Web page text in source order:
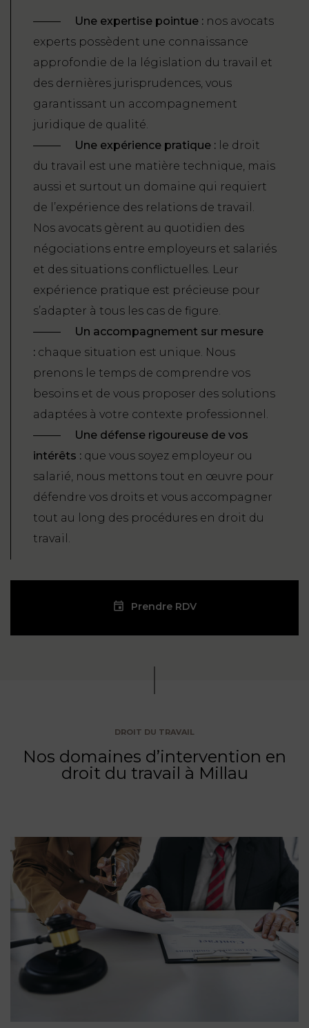
Une expertise pointue : nos avocats
experts possèdent une connaissance
approfondie de la législation du travail et
des dernières jurisprudences, vous
garantissant un accompagnement
juridique de qualité.
Une expérience pratique : le droit
du travail est une matière technique, mais
aussi et surtout un domaine qui requiert
de l’expérience des relations de travail.
Nos avocats gèrent au quotidien des
négociations entre employeurs et salariés
et des situations conflictuelles. Leur
expérience pratique est précieuse pour
s’adapter à tous les cas de figure.
Un accompagnement sur mesure
: chaque situation est unique. Nous
prenons le temps de comprendre vos
besoins et de vous proposer des solutions
adaptées à votre contexte professionnel.
Une défense rigoureuse de vos
intérêts : que vous soyez employeur ou
salarié, nous mettons tout en œuvre pour
défendre vos droits et vous accompagner
tout au long des procédures en droit du
travail.
Prendre RDV
DROIT DU TRAVAIL
Nos domaines d’intervention en
droit du travail à Millau